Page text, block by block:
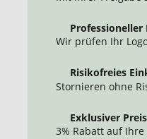
Professioneller
Wir prüfen Ihr
Risikofreies
Stornieren ohne
Exklusiver
3% Rabatt auf